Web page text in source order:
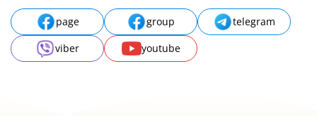
page group
telegram
viber
youtube